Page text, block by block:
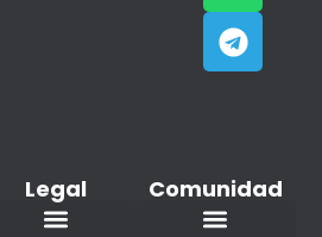
Legal Comunidad